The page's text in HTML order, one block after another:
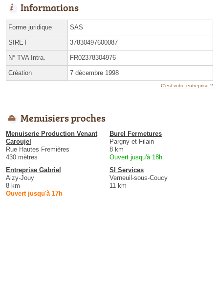
Informations
Forme juridique SAS
SIRET 37830497600087
N° TVA Intra. FR02378304976
Création 7 décembre 1998
C'est votre entreprise ?
Menuisiers proches
Menuiserie Production Venant
Caroujel
Rue Hautes Fremières
430 mètres
Burel Fermetures
Pargny-et-Filain
8 km
Ouvert jusqu'à 18h
Entreprise Gabriel
Aizy-Jouy
8 km
Ouvert jusqu'à 17h
Sl Services
Verneuil-sous-Coucy
11 km